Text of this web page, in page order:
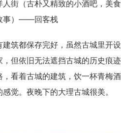
街（古朴又精致的小酒吧，美
事）——回客栈
建筑都保存完好，虽然古城里开
，但依旧无法遮挡古城的历史痕
，看着古城的建筑，饮一杯青梅
觉。夜晚下的大理古城很美。